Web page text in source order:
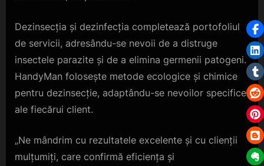
Dezinsecția și dezinfecția completează portofoliul
de servicii, adresându-se nevoii de a distruge
insectele parazite și de a elimina germenii patogeni.
HandyMan folosește metode ecologice și chimice
pentru dezinsecție, adaptându-se nevoilor specifice
ale fiecărui client.
„Ne mândrim cu rezultatele excelente și cu clienții
mulțumiți, care confirmă eficiența și